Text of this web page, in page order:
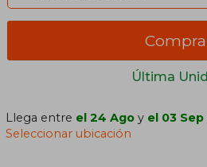
Última
Llega entre el 24 Ago y el 03 Sep
Seleccionar ubicación